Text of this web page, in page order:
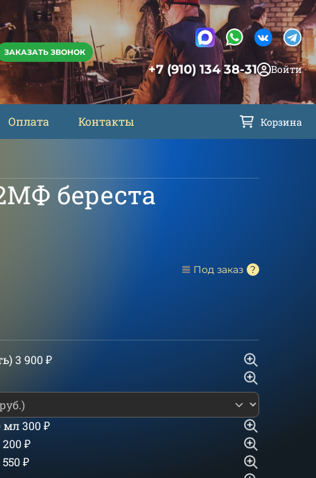
ЗАКАЗАТЬ ЗВОНОК
+7 (910) 134 38-31 Войти
Оплата Контакты Корзина
береста
Под заказ
3 900₽
мл300₽
200₽
550₽